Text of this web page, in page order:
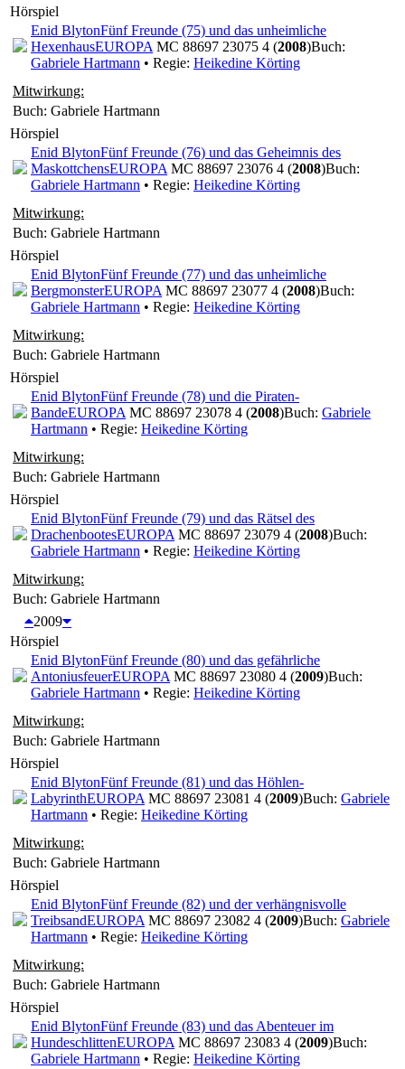
Hörspiel
Enid BlytonFünf Freunde (75) und das unheimliche
HexenhausEUROPA MC 88697 23075 4 (2008)Buch:
Gabriele Hartmann • Regie: Heikedine Körting
Mitwirkung:
Buch: Gabriele Hartmann
Hörspiel
Enid BlytonFünf Freunde (76) und das Geheimnis des
MaskottchensEUROPA MC 88697 23076 4 (2008)Buch:
Gabriele Hartmann • Regie: Heikedine Körting
Mitwirkung:
Buch: Gabriele Hartmann
Hörspiel
Enid BlytonFünf Freunde (77) und das unheimliche
BergmonsterEUROPA MC 88697 23077 4 (2008)Buch:
Gabriele Hartmann • Regie: Heikedine Körting
Mitwirkung:
Buch: Gabriele Hartmann
Hörspiel
Enid BlytonFünf Freunde (78) und die Piraten-
BandeEUROPA MC 88697 23078 4 (2008)Buch: Gabriele
Hartmann • Regie: Heikedine Körting
Mitwirkung:
Buch: Gabriele Hartmann
Hörspiel
Enid BlytonFünf Freunde (79) und das Rätsel des
DrachenbootesEUROPA MC 88697 23079 4 (2008)Buch:
Gabriele Hartmann • Regie: Heikedine Körting
Mitwirkung:
Buch: Gabriele Hartmann
2009
Hörspiel
Enid BlytonFünf Freunde (80) und das gefährliche
AntoniusfeuerEUROPA MC 88697 23080 4 (2009)Buch:
Gabriele Hartmann • Regie: Heikedine Körting
Mitwirkung:
Buch: Gabriele Hartmann
Hörspiel
Enid BlytonFünf Freunde (81) und das Höhlen-
LabyrinthEUROPA MC 88697 23081 4 (2009)Buch: Gabriele
Hartmann • Regie: Heikedine Körting
Mitwirkung:
Buch: Gabriele Hartmann
Hörspiel
Enid BlytonFünf Freunde (82) und der verhängnisvolle
TreibsandEUROPA MC 88697 23082 4 (2009)Buch: Gabriele
Hartmann • Regie: Heikedine Körting
Mitwirkung:
Buch: Gabriele Hartmann
Hörspiel
Enid BlytonFünf Freunde (83) und das Abenteuer im
HundeschlittenEUROPA MC 88697 23083 4 (2009)Buch:
Gabriele Hartmann • Regie: Heikedine Körting